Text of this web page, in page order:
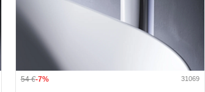
54€-7% 31069